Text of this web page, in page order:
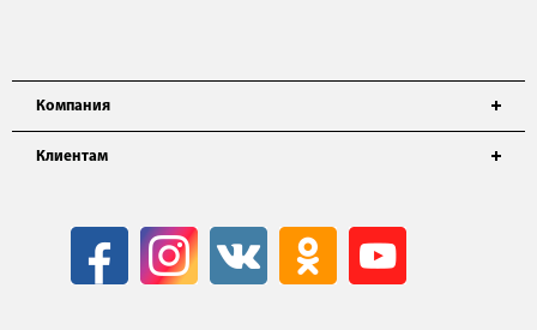
Компания
Клиентам